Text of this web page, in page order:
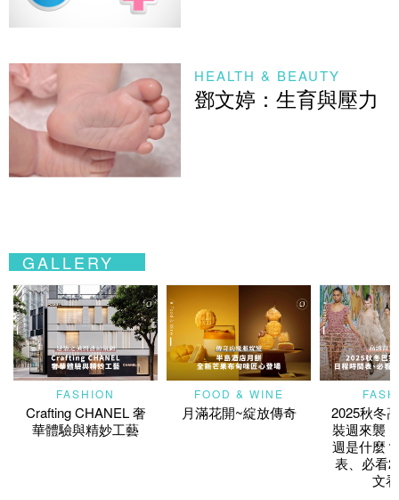
HEALTH & BEAUTY
鄧文婷：生育與壓力
GALLERY
FASHION
Crafting CHANEL 奢
華體驗與精妙工藝
FOOD & WINE
月滿花開~綻放傳奇
2025秋冬
裝週來襲
週是什麼
表、必看
文